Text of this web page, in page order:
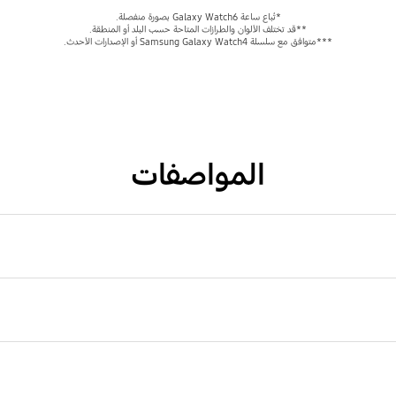
*تُباع ساعة Galaxy Watch6 بصورة منفصلة.
**قد تختلف الألوان والطرازات المتاحة حسب البلد أو المنطقة.
***متوافق مع سلسلة Samsung Galaxy Watch4 أو الإصدارات الأحدث.
المواصفات